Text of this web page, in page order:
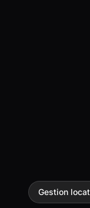
Gestion